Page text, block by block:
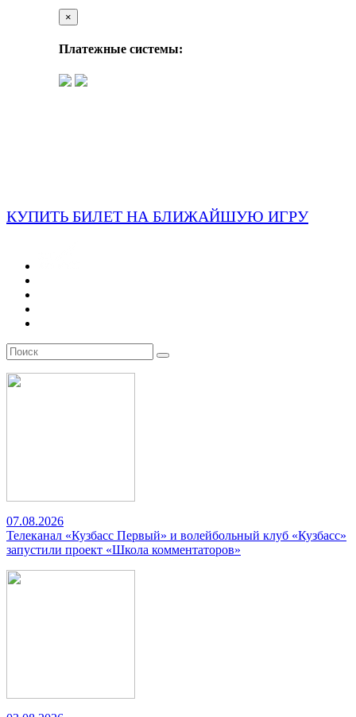
×
Платежные системы:
КУПИТЬ БИЛЕТ НА БЛИЖАЙШУЮ ИГРУ
07.08.2026
Телеканал «Кузбасс Первый» и волейбольный клуб «Кузбасс»
запустили проект «Школа комментаторов»